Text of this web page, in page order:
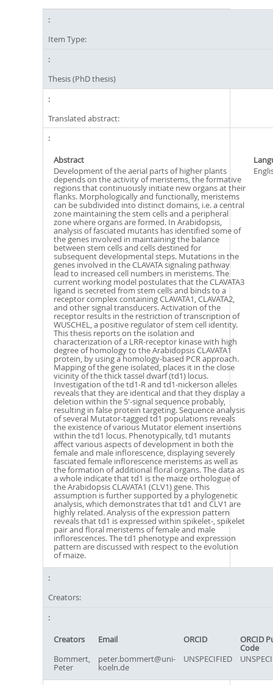
Item Type:
Thesis (PhD thesis)
Translated abstract:
Abstract
Development of the aerial parts of higher plants
depends on the activity of meristems, the formative
regions that continuously initiate new organs at their
flanks. Morphologically and functionally, meristems
can be subdivided into distinct domains, i.e. a central
zone maintaining the stem cells and a peripheral
zone where organs are formed. In Arabidopsis,
analysis of fasciated mutants has identified some of
the genes involved in maintaining the balance
between stem cells and cells destined for
subsequent developmental steps. Mutations in the
genes involved in the CLAVATA signaling pathway
lead to increased cell numbers in meristems. The
current working model postulates that the CLAVATA3
ligand is secreted from stem cells and binds to a
receptor complex containing CLAVATA1, CLAVATA2,
and other signal transducers. Activation of the
receptor results in the restriction of transcription of
WUSCHEL, a positive regulator of stem cell identity.
This thesis reports on the isolation and
characterization of a LRR-receptor kinase with high
degree of homology to the Arabidopsis CLAVATA1
protein, by using a homology-based PCR approach.
Mapping of the gene isolated, places it in the close
vicinity of the thick tassel dwarf (td1) locus.
Investigation of the td1-R and td1-nickerson alleles
reveals that they are identical and that they display a
deletion within the 5'-signal sequence probably,
resulting in false protein targeting. Sequence analysis
of several Mutator-tagged td1 populations reveals
the existence of various Mutator element insertions
within the td1 locus. Phenotypically, td1 mutants
affect various aspects of development in both the
female and male inflorescence, displaying severely
fasciated female inflorescence meristems as well as
the formation of additional floral organs. The data as
a whole indicate that td1 is the maize orthologue of
the Arabidopsis CLAVATA1 (CLV1) gene. This
assumption is further supported by a phylogenetic
analysis, which demonstrates that td1 and CLV1 are
highly related. Analysis of the expression pattern
reveals that td1 is expressed within spikelet-, spikelet
pair and floral meristems of female and male
inflorescences. The td1 phenotype and expression
pattern are discussed with respect to the evolution
of maize.
Creators:
Creators Email ORCID ORCID
Code
Bommert,
Peter
peter.bommert@uni-
koeln.de
UNSPECIFIED